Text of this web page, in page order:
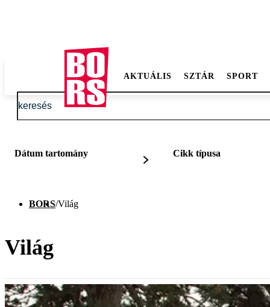
AKTUÁLIS SZTÁR SPORT
Dátum tartomány Cikk típusa
BORS/Világ
Világ